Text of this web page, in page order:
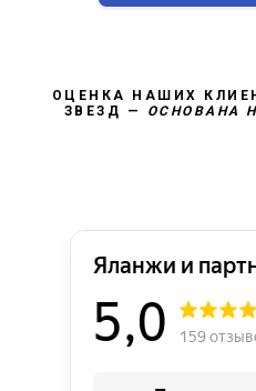
ОЦЕНКА НАШИХ
ЗВЕЗД —
ОСНОВАНА